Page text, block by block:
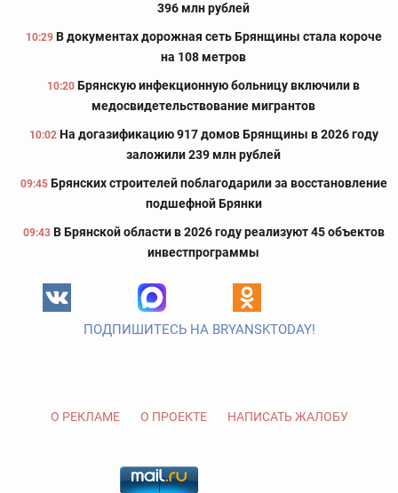
396 млн рублей
10:29 В документах дорожная сеть Брянщины стала короче
на 108 метров
10:20 Брянскую инфекционную больницу включили в
медосвидетельствование мигрантов
10:02 На догазификацию 917 домов Брянщины в 2026 году
заложили 239 млн рублей
09:45 Брянских строителей поблагодарили за восстановление
подшефной Брянки
09:43 В Брянской области в 2026 году реализуют 45 объектов
инвестпрограммы
ПОДПИШИТЕСЬ НА BRYANSKTODAY!
О РЕКЛАМЕ О ПРОЕКТЕ НАПИСАТЬ ЖАЛОБУ